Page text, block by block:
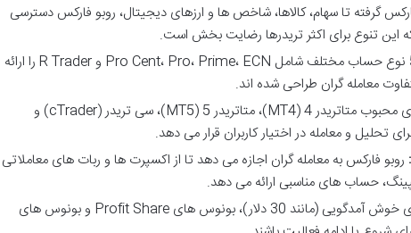
گرفته تا سهام، کالاها، شاخص ها و ارزهای دیجیتال، روبو فارکس دسترسی
این بروکر 5 نوع حساب مختلف شامل Pro Cent، Pro، Prime، ECN و R Trader را ارائه
معامله گران طراحی شده اند.
پشتیبانی از پلتفرم های محبوب متاتریدر 4 (MT4)، متاتریدر 5 (MT5)، سی تریدر (cTrader) و
روبو فارکس به معامله گران اجازه می دهد تا از اکسپرت ها و ربات های معاملاتی
حساب های مناسبی ارائه می دهد.
این بروکر بونوس های خوش آمدگویی (مانند 30 دلار)، بونوس های Profit Share و بونوس های